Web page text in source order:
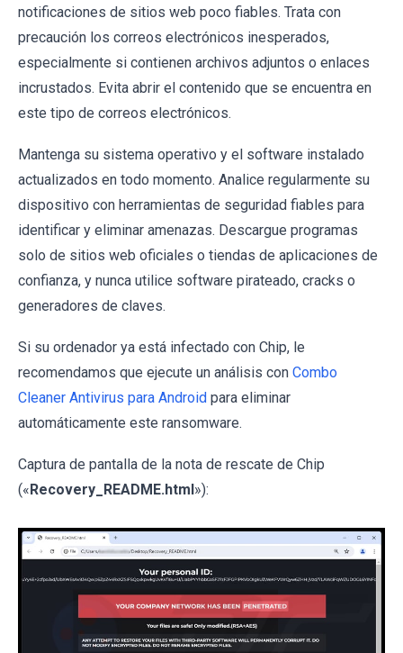
notificaciones de sitios web poco fiables. Trata con
precaución los correos electrónicos inesperados,
especialmente si contienen archivos adjuntos o enlaces
incrustados. Evita abrir el contenido que se encuentra en
este tipo de correos electrónicos.
Mantenga su sistema operativo y el software instalado
actualizados en todo momento. Analice regularmente su
dispositivo con herramientas de seguridad fiables para
identificar y eliminar amenazas. Descargue programas
solo de sitios web oficiales o tiendas de aplicaciones de
confianza, y nunca utilice software pirateado, cracks o
generadores de claves.
Si su ordenador ya está infectado con Chip, le
recomendamos que ejecute un análisis con Combo
Cleaner Antivirus para Android para eliminar
automáticamente este ransomware.
Captura de pantalla de la nota de rescate de Chip
(« Recovery_README.html »):